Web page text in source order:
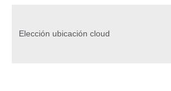
Elección ubicación cloud